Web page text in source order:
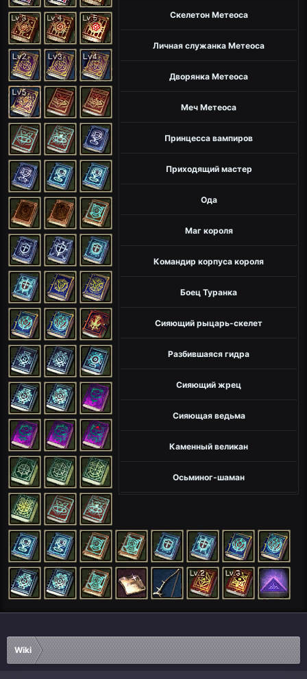
Скелетон Метеоса
Личная служанка Метеоса
Дворянка Метеоса
Меч Метеоса
Принцесса вампиров
Приходящий мастер
Ода
Маг короля
Командир корпуса короля
Боец Туранка
Сияющий рыцарь-скелет
Разбившаяся гидра
Сияющий жрец
Сияющая ведьма
Каменный великан
Осьминог-шаман
Wiki